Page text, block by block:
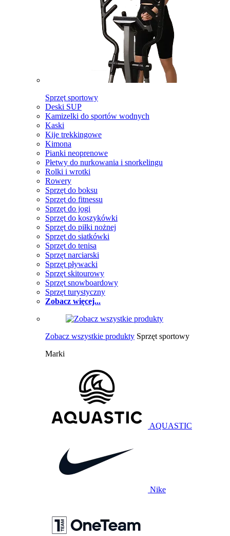
Sprzęt sportowy
Deski SUP
Kamizelki do sportów wodnych
Kaski
Kije trekkingowe
Kimona
Pianki neoprenowe
Płetwy do nurkowania i snorkelingu
Rolki i wrotki
Rowery
Sprzęt do boksu
Sprzęt do fitnessu
Sprzęt do jogi
Sprzęt do koszykówki
Sprzęt do piłki nożnej
Sprzęt do siatkówki
Sprzęt do tenisa
Sprzęt narciarski
Sprzęt pływacki
Sprzęt skitourowy
Sprzęt snowboardowy
Sprzęt turystyczny
Zobacz więcej...
Zobacz wszystkie produkty Sprzęt sportowy
Marki
AQUASTIC
Nike